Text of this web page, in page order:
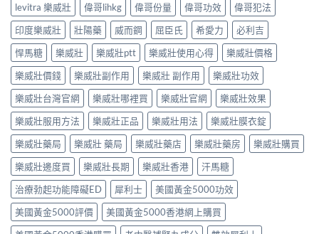
levitra 樂威壯 偉哥lihkg 偉哥份量 偉哥功效
偉哥犯法
印度樂威壯
壯陽藥 威而鋼 屈臣氏 希愛力
必利吉
悍馬糖
樂威壯 樂威壯ptt 樂威壯使用心得
樂威壯價格
樂威壯價錢
樂威壯副作用 樂威壯 副作用
樂威壯功效
樂威壯台灣官網
樂威壯哪裡買 樂威壯官網
樂威壯效果
樂威壯服用方法
樂威壯正品 樂威壯用法
樂威壯膜衣錠
樂威壯藥局
樂威壯 藥局 樂威壯藥店 樂威壯藥房
樂威壯購買
樂威壯邊度買
樂威壯長期 樂威壯香港
汗馬糖
治療勃起功能障礙ED
犀利士
美國黃金5000功效
美國黃金5000評價
美國黃金5000香港網上購買